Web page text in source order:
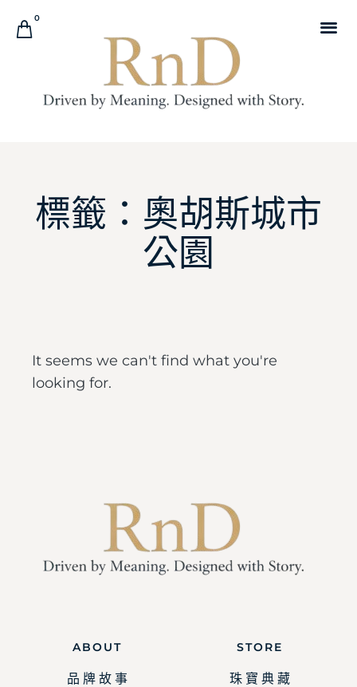
0
標籤：奧胡斯城市
公園
It seems we can't find what you're
looking for.
ABOUT
品 牌 故 事
STORE
珠 寶 典 藏